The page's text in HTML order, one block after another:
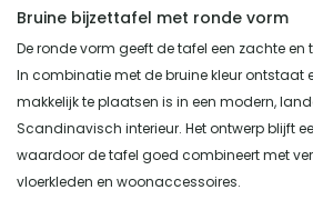
Bruine bijzettafel met ronde vorm
De ronde vorm geeft de tafel een zachte
In combinatie met de bruine kleur ontstaat
makkelijk te plaatsen is in een modern,
Scandinavisch interieur. Het ontwerp blijft
waardoor de tafel goed combineert met
vloerkleden en woonaccessoires.